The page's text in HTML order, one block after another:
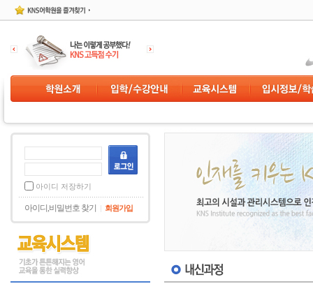
아이디 저장하기
아이디,비밀번호 찾기 회원가입